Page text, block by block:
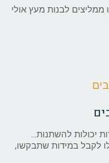
לבנות מעץ אולי
יכולות להשתנות…
לקבל במידות שתבקשו,